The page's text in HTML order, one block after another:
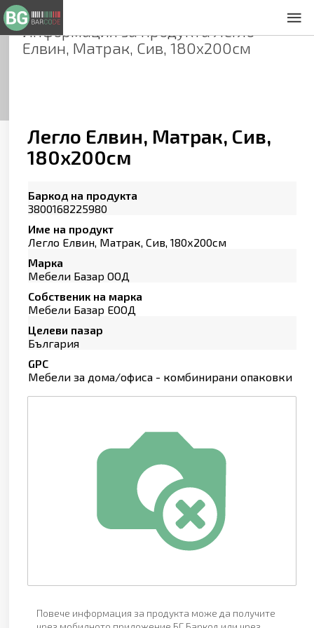
Информация за продуктаЛегло
Елвин, Матрак, Сив, 180х200см
Легло Елвин, Матрак, Сив,
180х200см
Баркод на продукта
3800168225980
Име на продукт
Легло Елвин, Матрак, Сив, 180х200см
Марка
Мебели Базар ООД
Собственик на марка
Мебели Базар ЕООД
Целеви пазар
България
GPC
Мебели за дома/офиса - комбинирани опаковки
Повече информация за продукта може да получите
Общи условия